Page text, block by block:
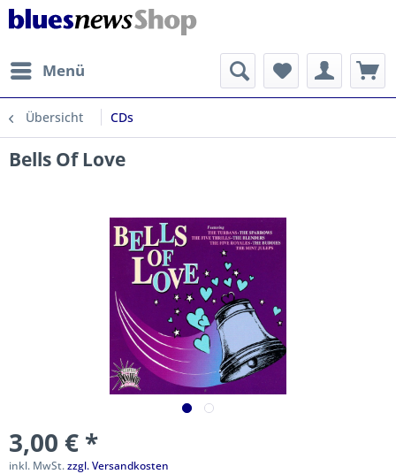
Menü
Übersicht CDs
Bells Of Love
3,00 € *
inkl. MwSt.zzgl. Versandkosten